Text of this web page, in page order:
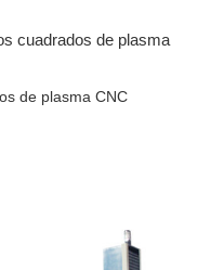
cuadrados de plasma
de plasma CNC